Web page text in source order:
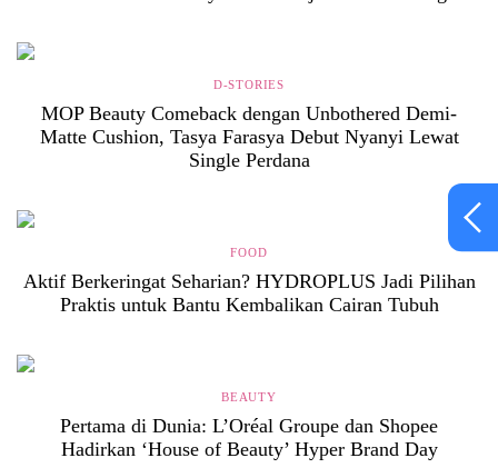
D-STORIES
MOP Beauty Comeback dengan Unbothered Demi-
Matte Cushion, Tasya Farasya Debut Nyanyi Lewat
Single Perdana
FOOD
Aktif Berkeringat Seharian? HYDROPLUS Jadi Pilihan
Praktis untuk Bantu Kembalikan Cairan Tubuh
BEAUTY
Pertama di Dunia: L’Oréal Groupe dan Shopee
Hadirkan ‘House of Beauty’ Hyper Brand Day